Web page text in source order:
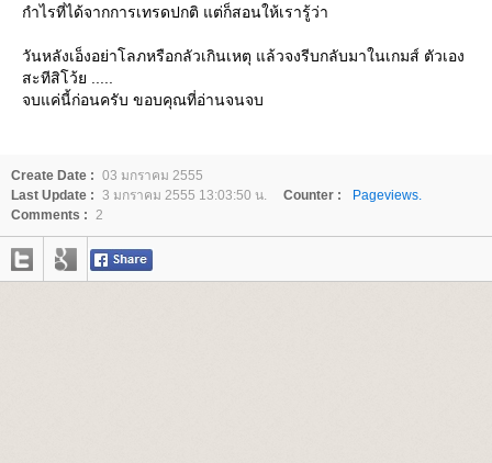
กำไรที่ได้จากการเทรดปกติ แต่ก็สอนให้เรารู้ว่า
วันหลังเอ็งอย่าโลภหรือกลัวเกินเหตุ แล้วจงรีบกลับมาในเกมส์ ตัวเอง
สะทีสิโว้ย .....
จบแค่นี้ก่อนครับ ขอบคุณที่อ่านจนจบ
Create Date : 03 มกราคม 2555
Last Update : 3 มกราคม 2555 13:03:50 น. Counter :
Pageviews.
Comments : 2